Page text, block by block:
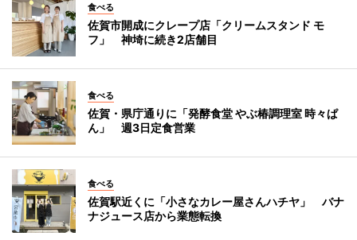
食べる
佐賀市開成にクレープ店「クリームスタンド モ
フ」 神埼に続き2店舗目
食べる
佐賀・県庁通りに「発酵食堂 やぶ椿調理室 時々ぱ
ん」 週3日定食営業
食べる
佐賀駅近くに「小さなカレー屋さんハチヤ」 バナ
ナジュース店から業態転換